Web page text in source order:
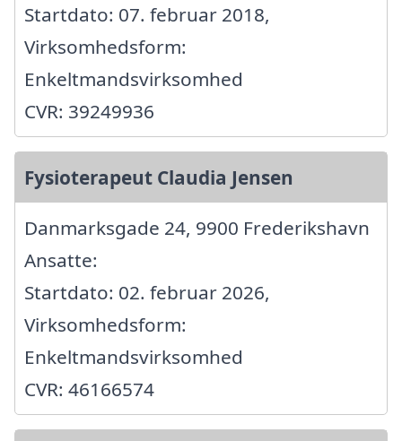
Startdato: 07. februar 2018,
Virksomhedsform:
Enkeltmandsvirksomhed
CVR: 39249936
Fysioterapeut Claudia Jensen
Danmarksgade 24, 9900 Frederikshavn
Ansatte:
Startdato: 02. februar 2026,
Virksomhedsform:
Enkeltmandsvirksomhed
CVR: 46166574